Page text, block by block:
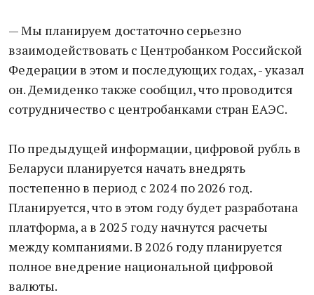
— Мы планируем достаточно серьезно
взаимодействовать с Центробанком Российской
Федерации в этом и последующих годах, - указал
он. Демиденко также сообщил, что проводится
сотрудничество с центробанками стран ЕАЭС.
По предыдущей информации, цифровой рубль в
Беларуси планируется начать внедрять
постепенно в период с 2024 по 2026 год.
Планируется, что в этом году будет разработана
платформа, а в 2025 году начнутся расчеты
между компаниями. В 2026 году планируется
полное внедрение национальной цифровой
валюты.